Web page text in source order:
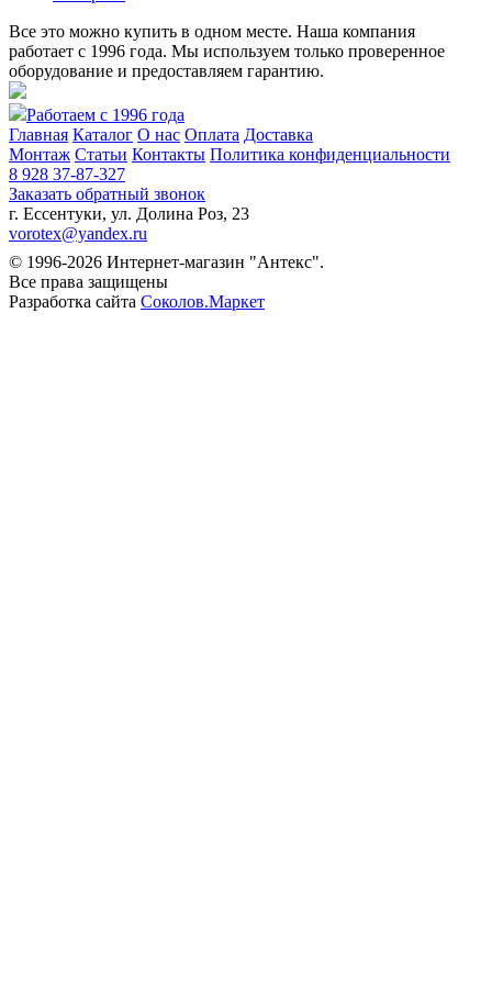
Все это можно купить в одном месте. Наша компания
работает с 1996 года. Мы используем только проверенное
оборудование и предоставляем гарантию.
Работаем с 1996 года
Главная Каталог О нас Оплата Доставка
Монтаж Статьи Контакты Политика конфиденциальности
8 928 37-87-327
Заказать обратный звонок
г. Ессентуки, ул. Долина Роз, 23
vorotex@yandex.ru
© 1996-2026 Интернет-магазин "Антекс".
Все права защищены
Разработка сайта Соколов.Маркет